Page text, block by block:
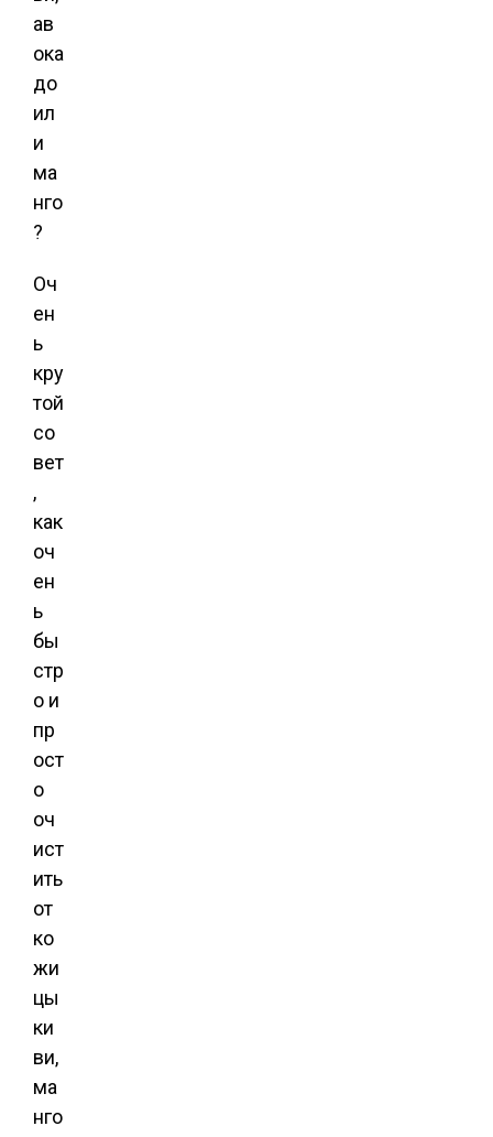
Оч
ен
ь
кру
той
со
вет
,
как
оч
ен
ь
бы
стр
о и
пр
ост
о
оч
ист
ить
от
ко
жи
цы
ки
ви,
ма
нго